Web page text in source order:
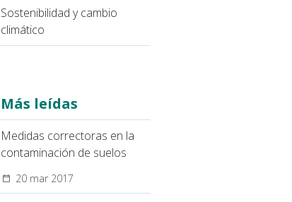
Sostenibilidad y cambio
climático
Más leídas
Medidas correctoras en la
contaminación de suelos
20 mar 2017